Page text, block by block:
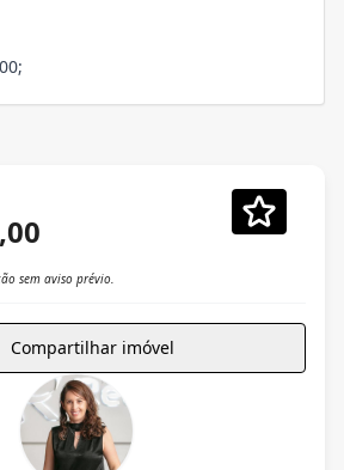
sem aviso prévio.
Compartilhar imóvel